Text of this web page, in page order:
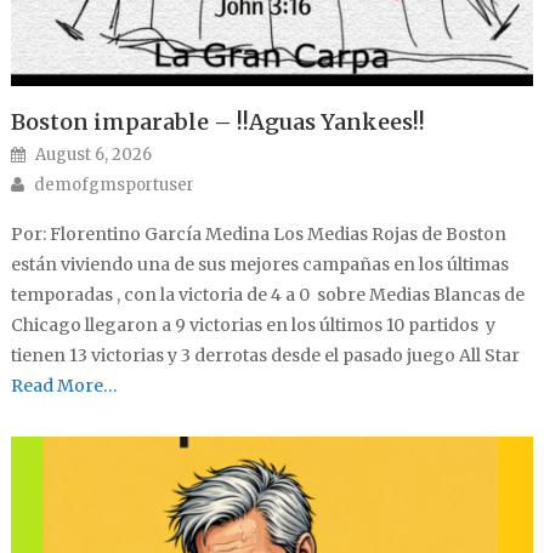
Boston imparable – !!Aguas Yankees!!
Posted on
August 6, 2026
Author
demofgmsportuser
Por: Florentino García Medina Los Medias Rojas de Boston
están viviendo una de sus mejores campañas en los últimas
temporadas , con la victoria de 4 a 0 sobre Medias Blancas de
Chicago llegaron a 9 victorias en los últimos 10 partidos y
tienen 13 victorias y 3 derrotas desde el pasado juego All Star
Read More…